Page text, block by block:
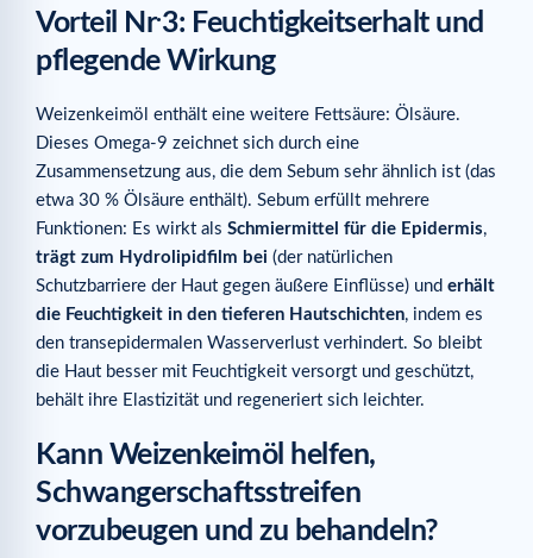
Vorteil Nr.3: Feuchtigkeitserhalt und
pflegende Wirkung
Weizenkeimöl enthält eine weitere Fettsäure: Ölsäure.
Dieses Omega-9 zeichnet sich durch eine
Zusammensetzung aus, die dem Sebum sehr ähnlich ist (das
etwa 30 % Ölsäure enthält). Sebum erfüllt mehrere
Funktionen: Es wirkt als Schmiermittel für die Epidermis,
trägt zum Hydrolipidfilm bei (der natürlichen
Schutzbarriere der Haut gegen äußere Einflüsse) und erhält
die Feuchtigkeit in den tieferen Hautschichten, indem es
den transepidermalen Wasserverlust verhindert. So bleibt
die Haut besser mit Feuchtigkeit versorgt und geschützt,
behält ihre Elastizität und regeneriert sich leichter.
Kann Weizenkeimöl helfen,
Schwangerschaftsstreifen
vorzubeugen und zu behandeln?